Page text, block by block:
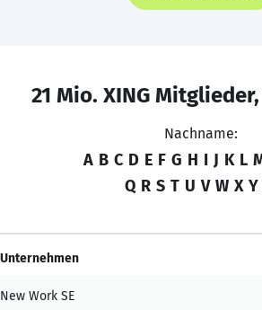
21 Mio. XING
Nachname:
A B C D E F G H I J K L
Q R S T U V W X Y
Unternehmen
New Work SE